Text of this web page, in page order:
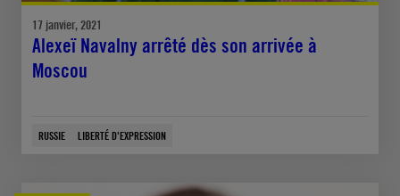
17 janvier, 2021
Alexeï Navalny arrêté dès son arrivée à
Moscou
RUSSIE LIBERTÉ D'EXPRESSION